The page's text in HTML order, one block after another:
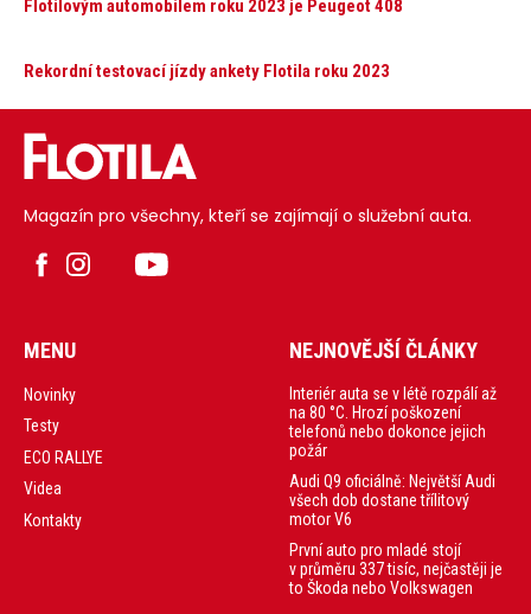
Flotilovým automobilem roku 2023 je Peugeot 408
Rekordní testovací jízdy ankety Flotila roku 2023
Magazín pro všechny, kteří se zajímají o služební auta.
MENU
Novinky
Testy
ECO RALLYE
Videa
Kontakty
NEJNOVĚJŠÍ ČLÁNKY
Interiér auta se v létě rozpálí až
na 80 °C. Hrozí poškození
telefonů nebo dokonce jejich
požár
Audi Q9 oficiálně: Největší Audi
všech dob dostane třílitový
motor V6
První auto pro mladé stojí
v průměru 337 tisíc, nejčastěji je
to Škoda nebo Volkswagen